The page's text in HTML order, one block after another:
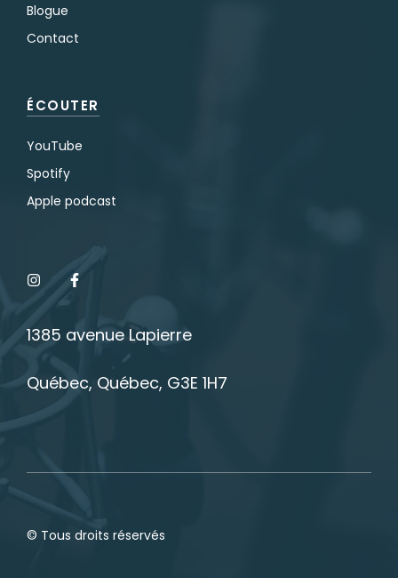
Blogue
Contact
ÉCOUTER
YouTube
Spotify
Apple podcast
1385 avenue Lapierre
Québec, Québec, G3E 1H7
© Tous droits réservés